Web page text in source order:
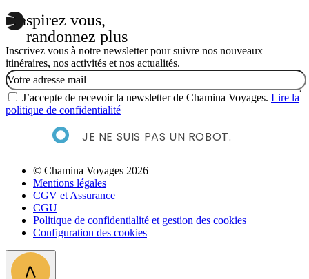
Inspirez vous,
randonnez plus
Inscrivez vous à notre newsletter pour suivre nos nouveaux
itinéraires, nos activités et nos actualités.
Email
J’accepte de recevoir la newsletter de Chamina Voyages. Lire la
politique de confidentialité
JE NE SUIS PAS UN ROBOT.
© Chamina Voyages 2026
Mentions légales
CGV et Assurance
CGU
Politique de confidentialité et gestion des cookies
Configuration des cookies